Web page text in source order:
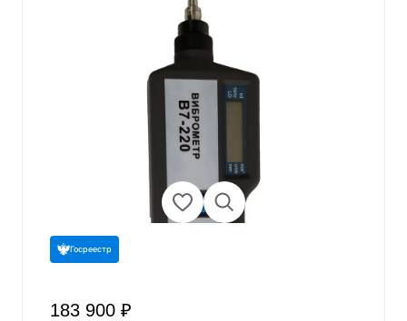
Госреестр
183 900 ₽